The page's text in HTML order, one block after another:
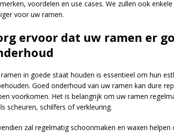
voordelen en use cases. We zullen ook
voor uw ramen.
ervoor dat uw ramen er
in goede staat houden is essentieel om hun
Goed onderhoud van uw ramen kan dure
voorkomen. Het is belangrijk om uw ramen
scheuren, schilfers of verkleuring.
zal regelmatig schoonmaken en waxen